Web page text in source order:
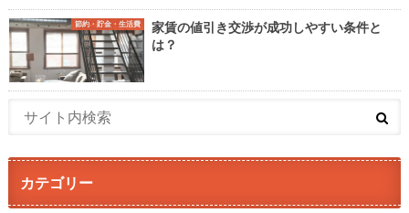
節約・貯金・生活費
家賃の値引き交渉が成功しやすい条件と
は？
カテゴリー